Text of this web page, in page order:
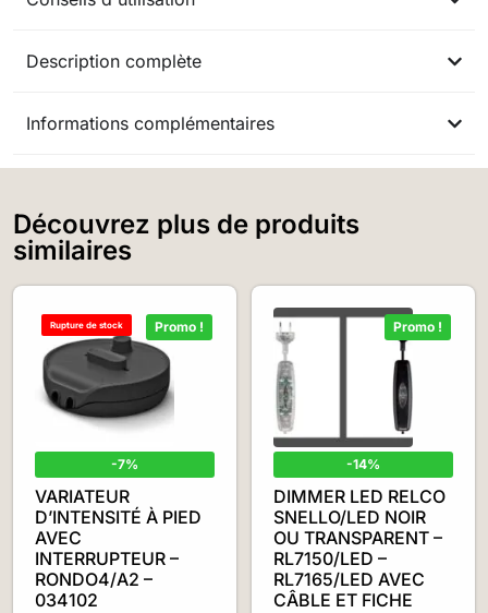
Description complète
Informations complémentaires
Découvrez plus de produits
similaires
Promo !
Rupture de stock
-7%
VARIATEUR
D’INTENSITÉ À PIED
AVEC
INTERRUPTEUR –
RONDO4/A2 –
034102
Promo !
-14%
DIMMER LED RELCO
SNELLO/LED NOIR
OU TRANSPARENT –
RL7150/LED –
RL7165/LED AVEC
CÂBLE ET FICHE